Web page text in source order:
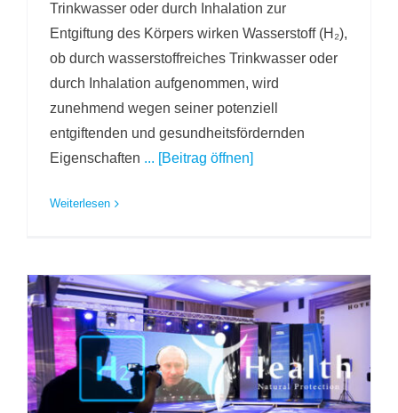
Trinkwasser oder durch Inhalation zur
Entgiftung des Körpers wirken Wasserstoff (H₂),
ob durch wasserstoffreiches Trinkwasser oder
durch Inhalation aufgenommen, wird
zunehmend wegen seiner potenziell
entgiftenden und gesundheitsfördernden
Eigenschaften ... [Beitrag öffnen]
Weiterlesen